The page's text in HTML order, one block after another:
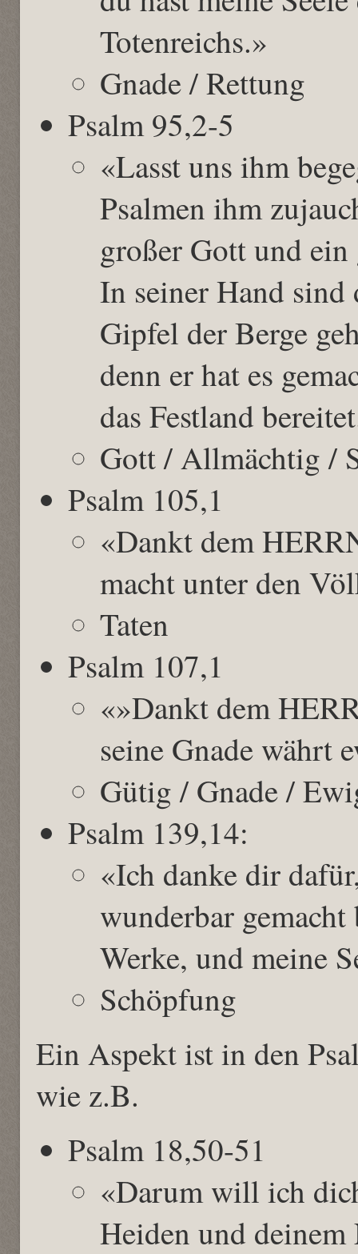
Totenreichs.»
Gnade / Rettung
Psalm 95,2-5
«Lasst uns ihm
Psalmen ihm
großer Gott und
In seiner Hand
Gipfel der Berge
denn er hat es
das Festland
Gott / Allmächtig /
Psalm 105,1
«Dankt dem
macht unter den
Taten
Psalm 107,1
«»Dankt dem
seine Gnade währt
Gütig / Gnade /
Psalm 139,14:
«Ich danke dir
wunderbar
Werke, und meine
Schöpfung
Ein Aspekt ist in den
wie z.B.
Psalm 18,50-51
«Darum will ich
Heiden und